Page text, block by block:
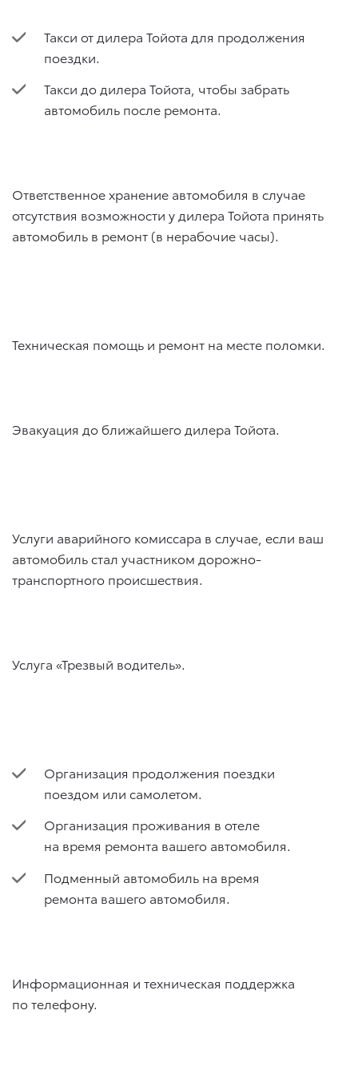
Такси от дилера Тойота для продолжения
поездки.
Такси до дилера Тойота, чтобы забрать
автомобиль после ремонта.
Ответственное хранение автомобиля в случае
отсутствия возможности у дилера Тойота принять
автомобиль в ремонт (в нерабочие часы).
Техническая помощь и ремонт на месте поломки.
Эвакуация до ближайшего дилера Тойота.
Услуги аварийного комиссара в случае, если ваш
автомобиль стал участником дорожно-
транспортного происшествия.
Услуга «Трезвый водитель».
Организация продолжения поездки
поездом или самолетом.
Организация проживания в отеле
на время ремонта вашего автомобиля.
Подменный автомобиль на время
ремонта вашего автомобиля.
Информационная и техническая поддержка
по телефону.